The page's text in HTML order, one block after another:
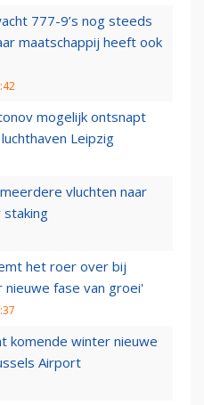
777-9’s nog steeds
maatschappij heeft ook
mogelijk ontsnapt
Leipzig
vluchten naar
staking
het roer over bij
nieuwe fase van groei'
komende winter nieuwe
Airport